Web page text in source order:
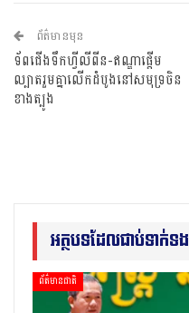
ព័ត៌មានមុន
ទ័ពជើងទឹកហ្វីលីពីន-ឥណ្ឌាផ្តើម
ល្បាតរួមគ្នាលើកដំបូងនៅសមុទ្រចិន
ខាងត្បូង
អត្ថបទដែលជាប់ទាក់ទង
ព័ត៌មានជាតិ